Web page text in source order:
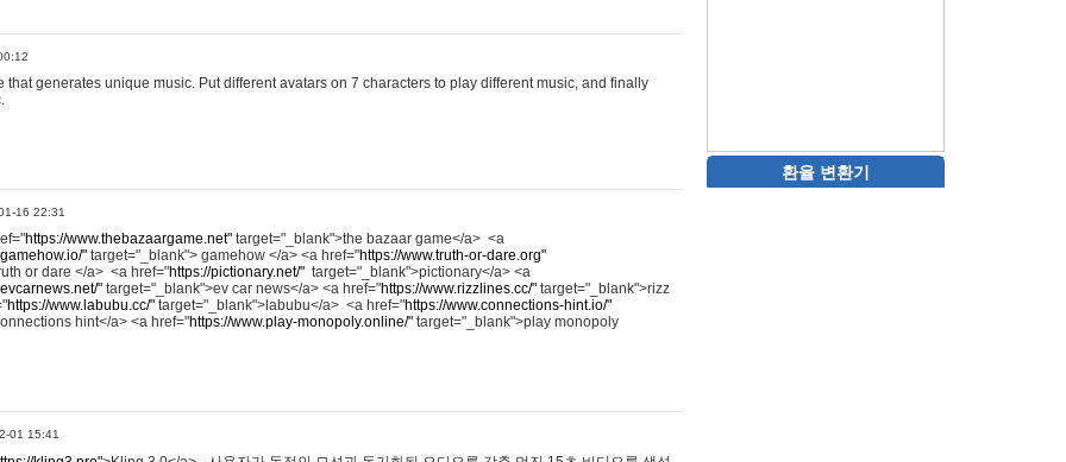
that generates unique music. Put different avatars on 7 characters to play different music, and finally
16 22:31
https://www.thebazaargame.net" target="_blank">the bazaar game</a> <a
" target="_blank"> gamehow </a> <a href="https://www.truth-or-dare.org"
or dare </a> <a href="https://pictionary.net/" target="_blank">pictionary</a> <a
" target="_blank">ev car news</a> <a href="https://www.rizzlines.cc/" target="_blank">rizz
https://www.labubu.cc/" target="_blank">labubu</a> <a href="https://www.connections-hint.io/"
hint</a> <a href="https://www.play-monopoly.online/" target="_blank">play monopoly
01 15:41
환율 변환기